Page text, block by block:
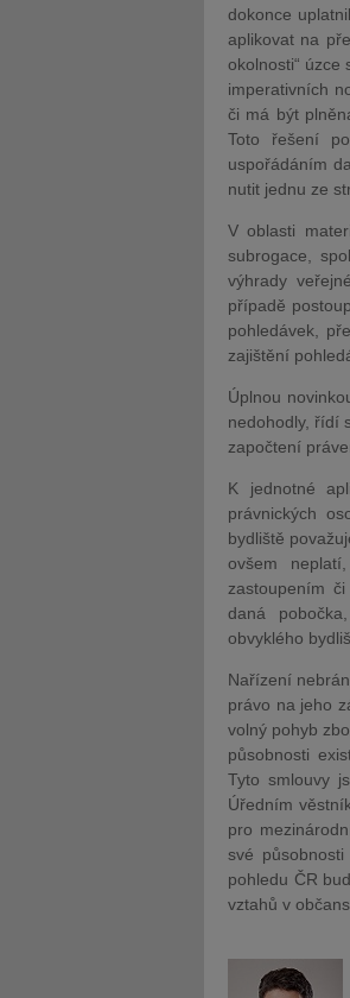
dokonce
aplikovat na
okolnosti“
imperativních
či má být
Toto řešení
uspořádáním
nutit jednu ze
V oblasti
subrogace,
výhrady
případě
pohledávek,
zajištění
Úplnou
nedohodly, řídí
započtení
K jednotné
právnických
bydliště
ovšem
zastoupením
daná
obvyklého
Nařízení
právo na jeho
volný pohyb
působnosti
Tyto smlouvy
Úředním
pro
své
pohledu ČR
vztahů v